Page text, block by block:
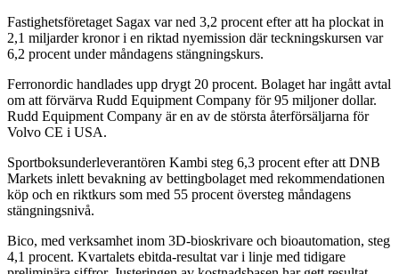
Fastighetsföretaget Sagax var ned 3,2 procent efter att ha plockat in
2,1 miljarder kronor i en riktad nyemission där teckningskursen var
6,2 procent under måndagens stängningskurs.
Ferronordic handlades upp drygt 20 procent. Bolaget har ingått avtal
om att förvärva Rudd Equipment Company för 95 miljoner dollar.
Rudd Equipment Company är en av de största återförsäljarna för
Volvo CE i USA.
Sportboksunderleverantören Kambi steg 6,3 procent efter att DNB
Markets inlett bevakning av bettingbolaget med rekommendationen
köp och en riktkurs som med 55 procent översteg måndagens
stängningsnivå.
Bico, med verksamhet inom 3D-bioskrivare och bioautomation, steg
4,1 procent. Kvartalets ebitda-resultat var i linje med tidigare